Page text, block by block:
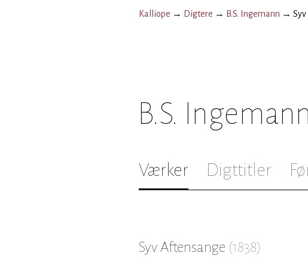
Kalliope → Digtere → B.S. Ingemann →
B.S. Ingemann
Værker Digttitler
Syv Aftensange (1838)